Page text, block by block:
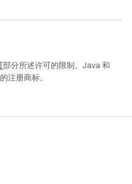
部分所述许可的限制。Java 和
注册商标。